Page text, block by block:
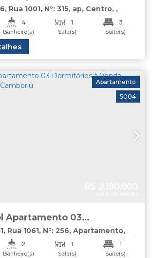
Balneário Camboriú
, Rua 1001, N°: 315, ap, Centro ,
Santa Catarina Brasil
4
Banheiro(s)
1
Sala(s)
3
Suíte(s)
Total:
190.00
5004
Apartamento
Apartamento 03
Venda Centro Balneário
, Rua 1061, N°: 256, Apartamento,
Camboriú Santa Catarina Brasil
2
Banheiro(s)
1
Sala(s)
1
Suíte(s)